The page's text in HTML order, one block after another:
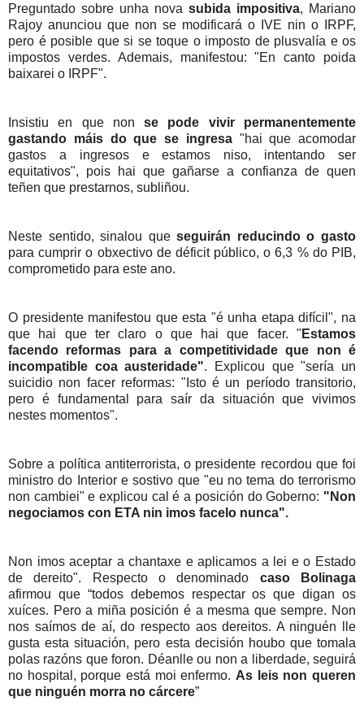
Preguntado sobre unha nova subida impositiva, Mariano
Rajoy anunciou que non se modificará o IVE nin o IRPF,
pero é posible que si se toque o imposto de plusvalía e os
impostos verdes. Ademais, manifestou: "En canto poida
baixarei o IRPF".
Insistiu en que nonse pode vivir permanentemente
gastando máis do que se ingresa"hai que acomodar
gastos a ingresos e estamos niso, intentando ser
equitativos", pois hai que gañarse a confianza de quen
teñen que prestarnos, subliñou.
Neste sentido, sinalou queseguirán reducindo o gasto
para cumprir o obxectivo de déficit público, o 6,3 % do PIB,
comprometido para este ano.
O presidente manifestou que esta "é unha etapa difícil", na
que hai que ter claro o que hai que facer. " Estamos
facendo reformas para a competitividade que non é
incompatible coa austeridade". Explicou que "sería un
suicidio non facer reformas: "Isto é un período transitorio,
pero é fundamental para saír da situación que vivimos
nestes momentos".
Sobre a política antiterrorista, o presidente recordou que foi
ministro do Interior e sostivo que "eu no tema do terrorismo
non cambiei" e explicou cal é a posición do Goberno: "Non
negociamos con ETA nin imos facelo nunca".
Non imos aceptar a chantaxe e aplicamos a lei e o Estado
de dereito". Respecto o denominado caso Bolinaga
afirmou que “todos debemos respectar os que digan os
xuíces. Pero a miña posición é a mesma que sempre. Non
nos saímos de aí, do respecto aos dereitos. A ninguén lle
gusta esta situación, pero esta decisión houbo que tomala
polas razóns que foron. Déanlle ou non a liberdade, seguirá
no hospital, porque está moi enfermo. As leis non queren
que ninguén morra no cárcere”